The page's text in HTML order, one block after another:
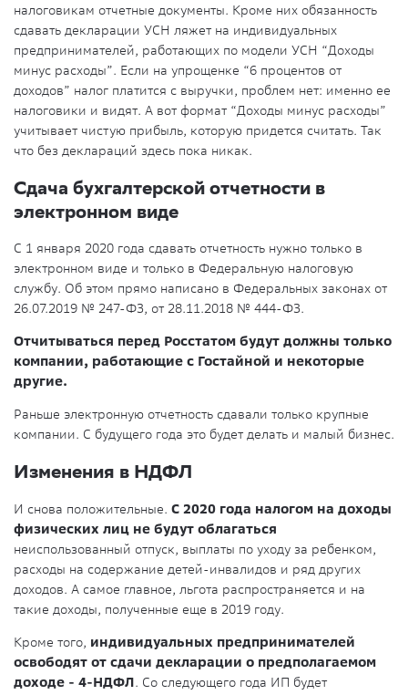
налоговикам отчетные документы. Кроме них обязанность
сдавать декларации УСН ляжет на индивидуальных
предпринимателей, работающих по модели УСН “Доходы
минус расходы”. Если на упрощенке “6 процентов от
доходов” налог платится с выручки, проблем нет: именно ее
налоговики и видят. А вот формат “Доходы минус расходы”
учитывает чистую прибыль, которую придется считать. Так
что без деклараций здесь пока никак.
Сдача бухгалтерской отчетности в
электронном виде
С 1 января 2020 года сдавать отчетность нужно только в
электронном виде и только в Федеральную налоговую
службу. Об этом прямо написано в Федеральных законах от
26.07.2019 № 247-ФЗ, от 28.11.2018 № 444-ФЗ.
Отчитываться перед Росстатом будут должны только
компании, работающие с Гостайной и некоторые
другие.
Раньше электронную отчетность сдавали только крупные
компании. С будущего года это будет делать и малый бизнес.
Изменения в НДФЛ
И снова положительные. С 2020 года налогом на доходы
физических лиц не будут облагаться
неиспользованный отпуск, выплаты по уходу за ребенком,
расходы на содержание детей-инвалидов и ряд других
доходов. А самое главное, льгота распространяется и на
такие доходы, полученные еще в 2019 году.
Кроме того, индивидуальных предпринимателей
освободят от сдачи декларации о предполагаемом
доходе - 4-НДФЛ. Со следующего года ИП будет